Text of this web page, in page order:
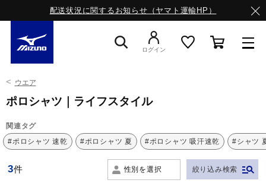
配送状況に関するお知らせ（ヤマト運輸HP）
ログイン
ウエア
ポロシャツ｜ライフスタイル
関連タグ
#ポロシャツ 速乾
#ポロシャツ 夏 #ポロシャツ 吸汗速乾 #シャツ
3件 性別を選択 絞り込み検索